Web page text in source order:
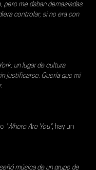
pero me daban demasiadas
controlar; si no era con
un lugar de cultura
justificarse. Quería que mi
"Where Are You", hay un
música de un grupo de